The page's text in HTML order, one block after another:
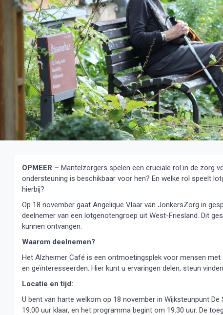
OPMEER – Mantelzorgers spelen een cruciale rol in de zorg
ondersteuning is beschikbaar voor hen? En welke rol speelt
hierbij?
Op 18 november gaat Angelique Vlaar van JonkersZorg in
deelnemer van een lotgenotengroep uit West-Friesland. Dit
kunnen ontvangen.
Waarom deelnemen?
Het Alzheimer Café is een ontmoetingsplek voor mensen
en geïnteresseerden. Hier kunt u ervaringen delen, steun
Locatie en tijd:
U bent van harte welkom op 18 november in Wijksteunpunt
19.00 uur klaar, en het programma begint om 19.30 uur. De